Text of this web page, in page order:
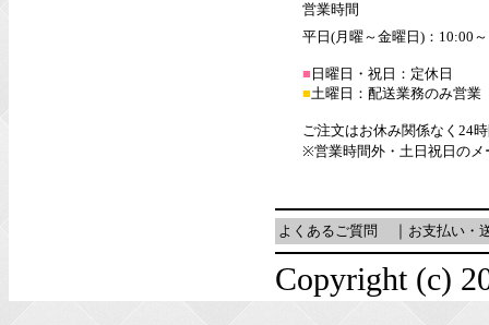
営業時間
平日(月曜～金曜日)：10:00
■ 日曜日・祝日：定休日
■土曜日：配送業務のみ営業
ご注文はお休み関係なく24
※営業時間外・土日祝日のメ
よくあるご質問 お支払い・
Copyright (c)